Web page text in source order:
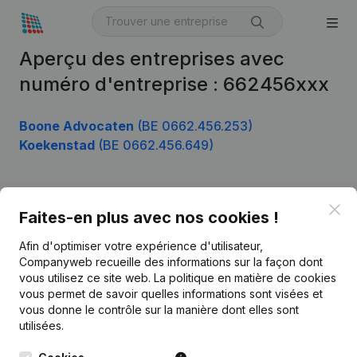
Aperçu des entreprises avec
numéro d'entreprise : 662456xxx
Boone Advocaten (BE 0662.456.253)
Koekenstad (BE 0662.456.649)
Faites-en plus avec nos cookies !
Afin d'optimiser votre expérience d'utilisateur,
Companyweb recueille des informations sur la façon dont
vous utilisez ce site web. La politique en matière de cookies
vous permet de savoir quelles informations sont visées et
vous donne le contrôle sur la manière dont elles sont
utilisées.
Français
Kantorenpark Everest
248D,
Monitoring
Recherche internationale